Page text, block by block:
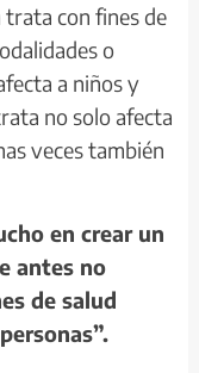
trata con fines de
o
a niños y
no solo afecta
veces también
en crear un
antes no
de salud